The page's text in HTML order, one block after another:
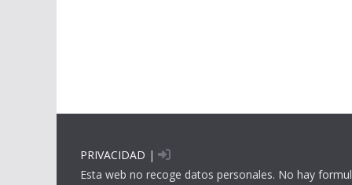
PRIVACIDAD |
Esta web no recoge datos personales. No hay